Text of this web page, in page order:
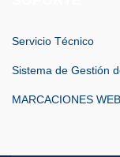
Servicio Técnico
Sistema de Gestión
MARCACIONES WEB